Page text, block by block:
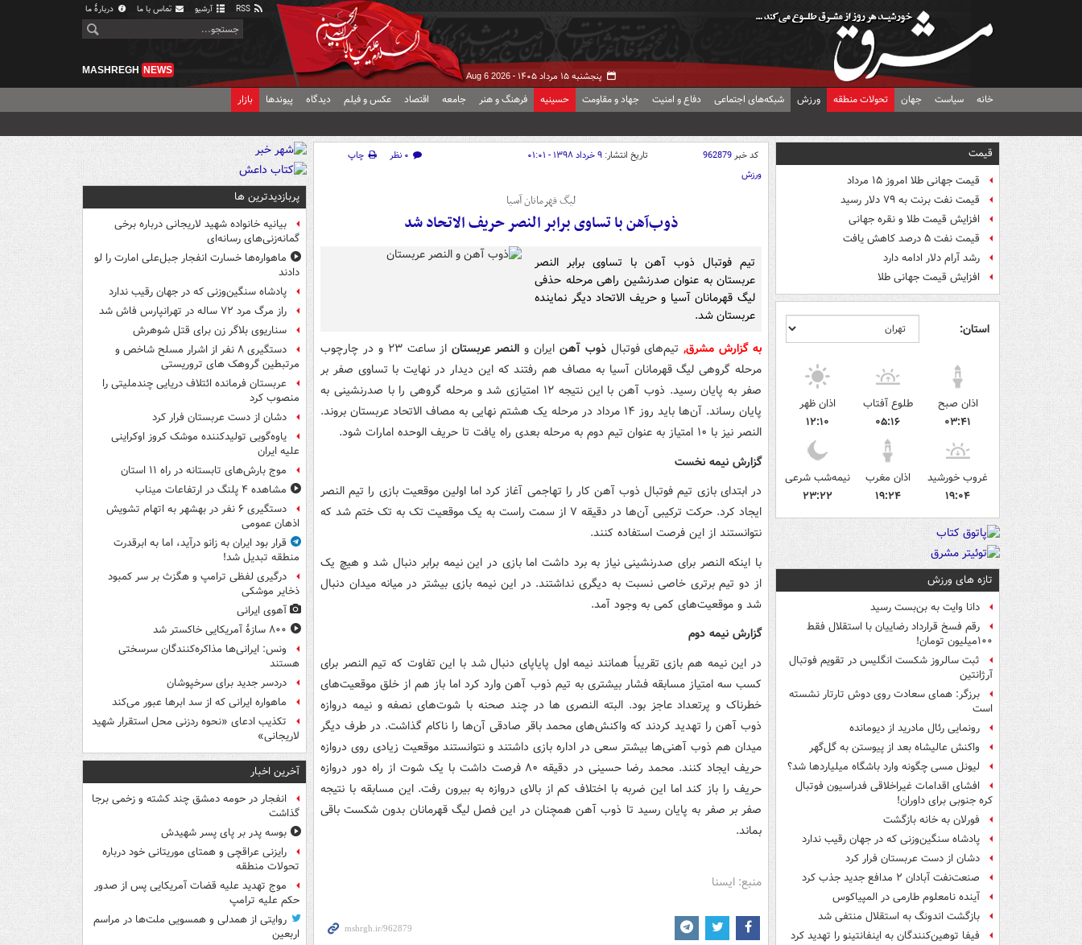
آرشیو تماس با ما دربارهٔ ما
پنجشنبه ۱۵ مرداد ۱۴۰۵ - Aug 6 2026
MASHREGH NEWS
خانه سیاست جهان تحولات منطقه ورزش شبکه‌های اجتماعی دفاع و امنیت جهاد و مقاومت حسینیه فرهنگ و هنر جامعه اقتصاد عکس و فیلم دیدگاه پیوندها بازار
قیمت
قیمت جهانی طلا امروز ۱۵ مرداد
قیمت نفت برنت به ۷۹ دلار رسید
افزایش قیمت طلا و نقره جهانی
قیمت نفت ۵ درصد کاهش یافت
رشد آرام دلار ادامه دارد
افزایش قیمت جهانی طلا
استان:
اذان صبح
۰۳:۴۱
طلوع آفتاب
۰۵:۱۶
اذان ظهر
۱۲:۱۰
غروب خورشید
۱۹:۰۴
اذان مغرب
۱۹:۲۴
نیمه‌شب شرعی
۲۳:۲۲
تازه های ورزش
دانا وایت به بن‌بست رسید
رقم فسخ قرارداد رضاییان با استقلال فقط
۱۰۰میلیون تومان!
ثبت سالروز شکست انگلیس در تقویم فوتبال
آرژانتین
برزگر: همای سعادت روی دوش تارتار نشسته
است
رونمایی رئال مادرید از دیومانده
واکنش عالیشاه بعد از پیوستن به گل‌گهر
لیونل مسی چگونه وارد باشگاه میلیاردها شد؟
افشای اقدامات غیراخلاقی فدراسیون فوتبال
کره جنوبی برای داوران!
فورلان به خانه بازگشت
پادشاه سنگین‌وزنی که در جهان رقیب ندارد
دشان از دست عربستان فرار کرد
صنعت‌نفت آبادان ۲ مدافع جدید جذب کرد
آینده نامعلوم طارمی در المپیاکوس
بازگشت اندونگ به استقلال منتفی شد
فیفا توهین‌کنندگان به اینفانتینو را تهدید کرد
کد خبر962879 تاریخ انتشار: ۹ خرداد ۱۳۹۸ - ۰۱:۰۱ ۰ نظر
چاپ
ورزش
لیگ قهرمانان آسیا
ذوب‌آهن با تساوی برابر النصر حریف الاتحاد شد
تیم فوتبال ذوب آهن با تساوی برابر النصر
عربستان به عنوان صدرنشین راهی مرحله حذفی
لیگ قهرمانان آسیا و حریف الاتحاد دیگر نماینده
عربستان شد.
به گزارش مشرق,تیم‌های فوتبالذوب آهن ایران و النصر عربستان
از ساعت ۲۳ و در چارچوب
مرحله گروهی لیگ قهرمانان آسیا به مصاف هم رفتند که این دیدار در نهایت با تساوی صفر بر
صفر به پایان رسید. ذوب آهن با این نتیجه ۱۲ امتیازی شد و مرحله گروهی را با صدرنشینی به
پایان رساند. آن‌ها باید روز ۱۴ مرداد در مرحله یک هشتم نهایی به مصاف الاتحاد عربستان بروند.
النصر نیز با ۱۰ امتیاز به عنوان تیم دوم به مرحله بعدی راه یافت تا حریف الوحده امارات شود.
گزارش نیمه نخست
در ابتدای بازی تیم فوتبال ذوب آهن کار را تهاجمی آغاز کرد اما اولین موقعیت بازی را تیم النصر
ایجاد کرد. حرکت ترکیبی آن‌ها در دقیقه ۷ از سمت راست به یک موقعیت تک به تک ختم شد که
نتوانستند از این فرصت استفاده کنند.
با اینکه النصر برای صدرنشینی نیاز به برد داشت اما بازی در این نیمه برابر دنبال شد و هیچ یک
از دو تیم برتری خاصی نسبت به دیگری نداشتند. در این نیمه بازی بیشتر در میانه میدان دنبال
شد و موقعیت‌های کمی به وجود آمد.
گزارش نیمه دوم
در این نیمه هم بازی تقریباً همانند نیمه اول پایاپای دنبال شد با این تفاوت که تیم النصر برای
کسب سه امتیاز مسابقه فشار بیشتری به تیم ذوب آهن وارد کرد اما باز هم از خلق موقعیت‌های
خطرناک و پرتعداد عاجز بود. البته النصری ها در چند صحنه با شوت‌های نصفهو نیمه دروازه
ذوب آهن را تهدید کردند که واکنش‌های محمد باقر صادقی آن‌ها را ناکام گذاشت. در طرف دیگر
میدان هم ذوب آهنی‌ها بیشتر سعی در اداره بازی داشتند و نتوانستند موقعیت زیادی روی دروازه
حریف ایجاد کنند. محمد رضا حسینی در دقیقه ۸۰ فرصت داشت با یک شوت از راه دور دروازه
حریف را باز کند اما این ضربه با اختلاف کم از بالای دروازه به بیرون رفت. این مسابقه با نتیجه
صفر بر صفر به پایان رسید تا ذوب آهن همچنان در این فصل لیگ قهرمانان بدون شکست باقی
بماند.
منبع: ایسنا
پربازدیدترین ها
بیانیه خانواده شهید لاریجانی درباره برخی
گمانه‌زنی‌های رسانه‌ای
ماهواره‌ها خسارت انفجار جبل‌علی امارت را لو
دادند
پادشاه سنگین‌وزنی که در جهان رقیب ندارد
راز مرگ مرد ۷۲ ساله در تهرانپارس فاش شد
سناریوی بلاگر زن برای قتل شوهرش
دستگیری ۸ نفر از اشرار مسلح شاخص و
مرتبطین گروهک های تروریستی
عربستان فرمانده ائتلاف دریایی چندملیتی را
منصوب کرد
دشان از دست عربستان فرار کرد
یاوه‌گویی تولیدکننده موشک کروز اوکراینی
علیه ایران
موج بارش‌های تابستانه در راه ۱۱ استان
مشاهده ۴ پلنگ در ارتفاعات میناب
دستگیری ۶ نفر در بهشهر به اتهام تشویش
اذهان عمومی
قرار بود ایران به زانو درآید، اما به ابرقدرت
منطقه تبدیل شد!
درگیری لفظی ترامپ و هگزث بر سر کمبود
ذخایر موشکی
آهوی ایرانی
۸۰۰ سازۀ آمریکایی خاکستر شد
ونس: ایرانی‌ها مذاکره‌کنندگان سرسختی
هستند
دردسر جدید برای سرخپوشان
ماهواره ایرانی که از سد ابرها عبور می‌کند
تکذیب ادعای «نحوه ردزنی محل استقرار شهید
لاریجانی»
آخرین اخبار
انفجار در حومه دمشق چند کشته و زخمی برجا
گذاشت
بوسه‌ پدر بر پای پسر شهیدش
رایزنی عراقچی و همتای موریتانی خود درباره
تحولات منطقه
موج تهدید علیه قضات آمریکایی پس از صدور
حکم علیه ترامپ
روایتی از همدلی و همسویی ملت‌ها در مراسم
اربعین